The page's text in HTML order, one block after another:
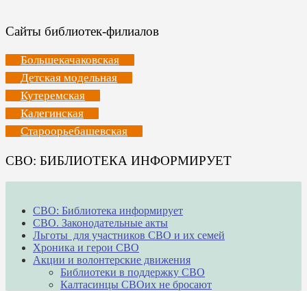
Сайты библиотек-филиалов
Большекачаковская
Детская модельная
Кутеремская
Калегинская
Староорьебашевская
СВО: БИБЛИОТЕКА ИНФОРМИРУЕТ
СВО: Библиотека информирует
СВО. Законодательные акты
Льготы для участников СВО и их семей
Хроника и герои СВО
Акции и волонтерские движения
Библиотеки в поддержку СВО
Калтасинцы СВОих не бросают